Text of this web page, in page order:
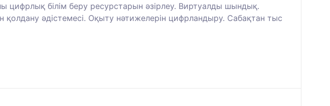
цифрлық білім беру ресурстарын әзірлеу. Виртуалды шындық.
әдістемесі. Оқыту нәтижелерін цифрландыру. Сабақтан тыс